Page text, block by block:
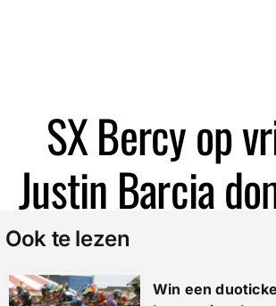
SX Bercy op
Justin Barcia
Ook te lezen
Win een